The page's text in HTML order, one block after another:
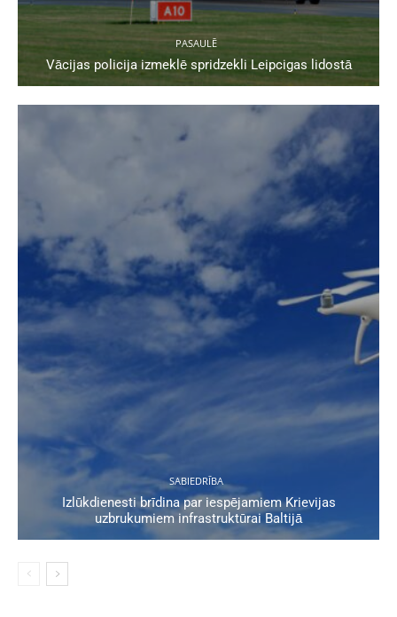
PASAULĒ
Vācijas policija izmeklē spridzekli Leipcigas lidostā
SABIEDRĪBA
Izlūkdienesti brīdina par iespējamiem Krievijas
uzbrukumiem infrastruktūrai Baltijā